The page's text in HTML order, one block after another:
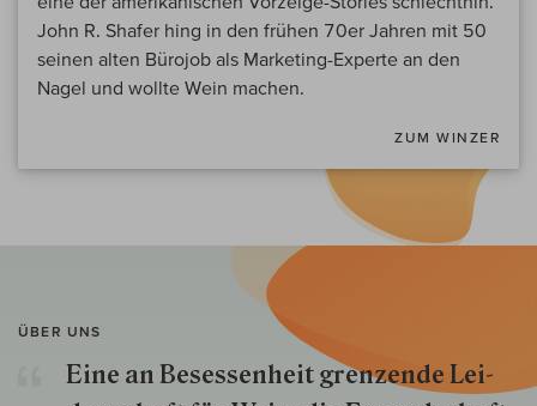
John R. Shafer hing in den frühen 70er Jahren mit 50
seinen alten Bürojob als Marketing-Experte an den
Nagel und wollte Wein machen.
ZUM WINZER
ÜBER UNS
Eine an Besessenheit gren­zende Lei­